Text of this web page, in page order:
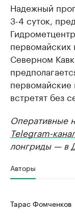
Надежный
3-4 суток,
первомайских
Северном
встретят без
Оперативные
Telegram-
лонгриды — в
Авторы
Тарас Фомченков